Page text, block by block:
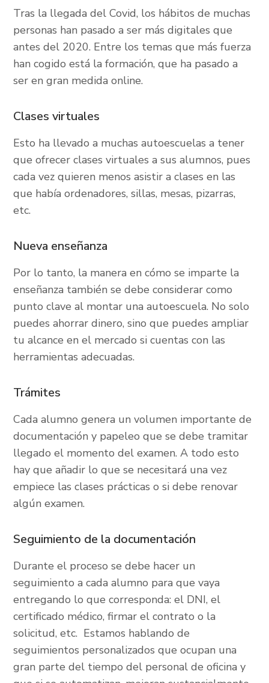
Tras la llegada del Covid, los hábitos de muchas
personas han pasado a ser más digitales que
antes del 2020. Entre los temas que más fuerza
han cogido está la formación, que ha pasado a
ser en gran medida online.
Clases virtuales
Esto ha llevado a muchas autoescuelas a tener
que ofrecer clases virtuales a sus alumnos, pues
cada vez quieren menos asistir a clases en las
que había ordenadores, sillas, mesas, pizarras,
etc.
Nueva enseñanza
Por lo tanto, la manera en cómo se imparte la
enseñanza también se debe considerar como
punto clave al montar una autoescuela. No solo
puedes ahorrar dinero, sino que puedes ampliar
tu alcance en el mercado si cuentas con las
herramientas adecuadas.
Trámites
Cada alumno genera un volumen importante de
documentación y papeleo que se debe tramitar
llegado el momento del examen. A todo esto
hay que añadir lo que se necesitará una vez
empiece las clases prácticas o si debe renovar
algún examen.
Seguimiento de la documentación
Durante el proceso se debe hacer un
seguimiento a cada alumno para que vaya
entregando lo que corresponda: el DNI, el
certificado médico, firmar el contrato o la
solicitud, etc. Estamos hablando de
seguimientos personalizados que ocupan una
gran parte del tiempo del personal de oficina y